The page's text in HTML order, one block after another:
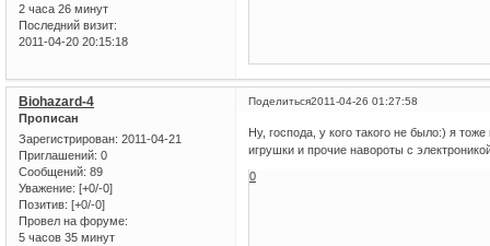
2 часа 26 минут
Последний визит:
2011-04-20 20:15:18
Поделиться2011-04-26 01:27:58
Biohazard-4
Прописан
Зарегистрирован: 2011-04-21
Приглашений: 0
Сообщений: 89
Уважение: [+0/-0]
Позитив: [+0/-0]
Провел на форуме:
5 часов 35 минут
Ну, господа, у кого такого не было:) я
игрушки и прочие навороты с
0